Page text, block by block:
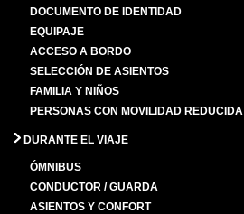
DOCUMENTO DE IDENTIDAD
EQUIPAJE
ACCESO A BORDO
SELECCIÓN DE ASIENTOS
FAMILIA Y NIÑOS
PERSONAS CON MOVILIDAD REDUCIDA
DURANTE EL VIAJE
ÓMNIBUS
CONDUCTOR / GUARDA
ASIENTOS Y CONFORT